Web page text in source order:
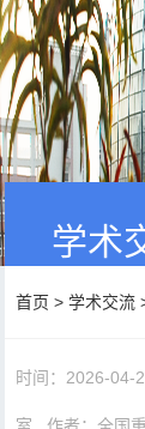
学术
首页 >学术交流
时间：2026-04-